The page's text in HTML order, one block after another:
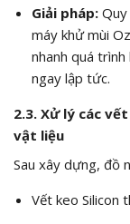
Giải pháp:Quy
máy khử mùi
nhanh quá
ngay lập tức.
2.3. Xử lý các
vật liệu
Sau xây dựng, đồ
Vết keo Silicon